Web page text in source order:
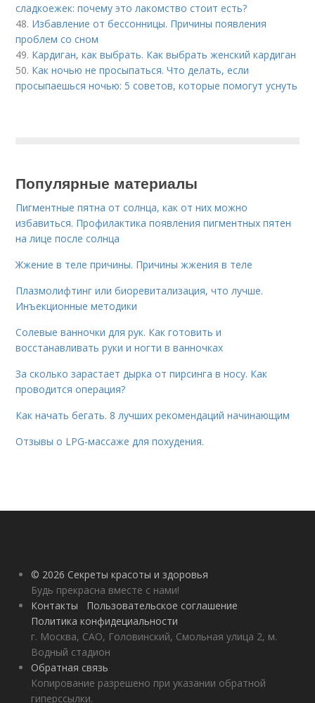
сладкоежек: почему это лакомство стоит есть?
48. Избавление от бессонницы. Причины появления
проблем со сном
49. Кардиган, как выбрать. Как выбрать женский кардиган
50. Как ночью не просыпаться. Что делать, если
просыпаешься ночью: 5 советов, которые помогут уснуть
Популярные материалы
Пигментные пятна от солнца, как от них можно
избавиться. Профилактика появления пигментных пятен
на лице после солнца
Жжение в теле причины. Причины жжения в теле
Плазмолифтинг или биоревитализация, что лучше.
Инъекционные методики
Солевые ванночки для рук. Как готовить и
восстанавливать руки и ногти в ванночках
За сколько зарастает дырка от пирсинга в носу. Как
проводится операция?
Как начать бегать. 8 лучших рекомендаций начинающим
Отзывы о LPG-массаже для похудения.
© 2026 Секреты красоты и здоровья
Будь прекрасна вместе с нами!
Контакты
Пользовательское соглашение
Политика конфидециальности
г. Москва, САО, Головинский, Смольная улица 2, м.
Водный стадион
Обратная связь
Копирование разрешено при указании обратной
гиперссылки.